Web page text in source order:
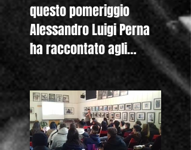
questo pomeriggio
Alessandro Luigi Perna
ha raccontato agli
studenti del Liceo
Colombini di Piacenza